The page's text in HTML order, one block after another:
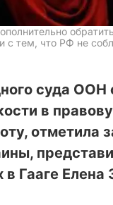
с тем, что РФ не
суда ООН
в
отметила
Гааге Елена